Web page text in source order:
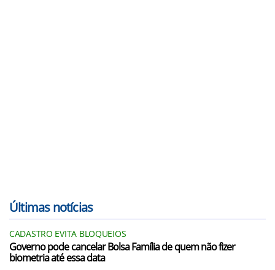
Últimas notícias
CADASTRO EVITA BLOQUEIOS
Governo pode cancelar Bolsa Família de quem não fizer
biometria até essa data